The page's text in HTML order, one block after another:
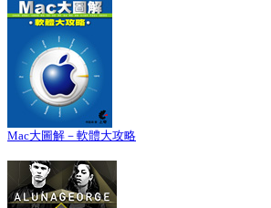
Mac大圖解－軟體大攻略